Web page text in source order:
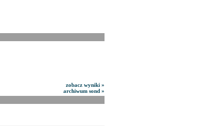
zobacz wyniki »
archiwum sond »